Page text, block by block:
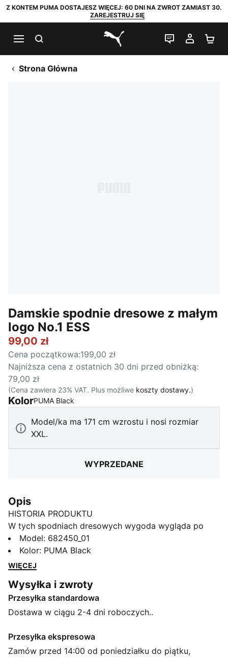
Z KONTEM PUMA DOSTAJESZ WIĘCEJ: 60 DNI NA ZWROT ZAMIAST 30.
ZAREJESTRUJ SIĘ
PUMA.com
CZAT NA
MOJE
Strona Główna
Damskie spodnie dresowe z małym
logo No.1 ESS
99,00 zł
Cena początkowa:199,00 zł
Najniższa cena z ostatnich 30 dni przed obniżką:
79,00 zł
(Cena zawiera 23% VAT. Plus możliwe koszty dostawy.)
KolorPUMA Black
Model/ka ma 171 cm wzrostu i nosi rozmiar
XXL.
WYPRZEDANE
Opis
HISTORIA PRODUKTU
W tych spodniach dresowych wygoda wygląda po
prostu świetnie. Model ten ma otwarte mankiety i
sportowy krój, więc doskonale nada się do relaksu i
zapewni ci luksusowy wygląd.
Produkt wykonany w co najmniej 50% z materiałów
pochodzących z recyklingu
SZCZEGÓŁY
Dzianina pętelkowa
Standardowa długość
Model: 682450_01
Kolor: PUMA Black
WIĘCEJ
Wysyłka i zwroty
Przesyłka standardowa
Dostawa w ciągu 2-4 dni roboczych..
Przesyłka ekspresowa
Zamów przed 14:00 od poniedziałku do piątku,